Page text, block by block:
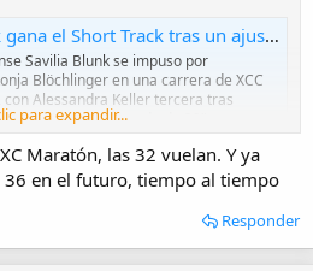
tras un ajustadísimo sprint y las 32" debutan en Copa del Mundo
Savilia Blunk se impuso por
Blöchlinger en una carrera de XCC
con Alessandra Keller tercera tras
Maxon con rueda de 32” en
pero ahora le tocará usar la
para expandir...
Maratón, las 32 vuelan. Y ya
36 en el futuro, tiempo al tiempo
Responder